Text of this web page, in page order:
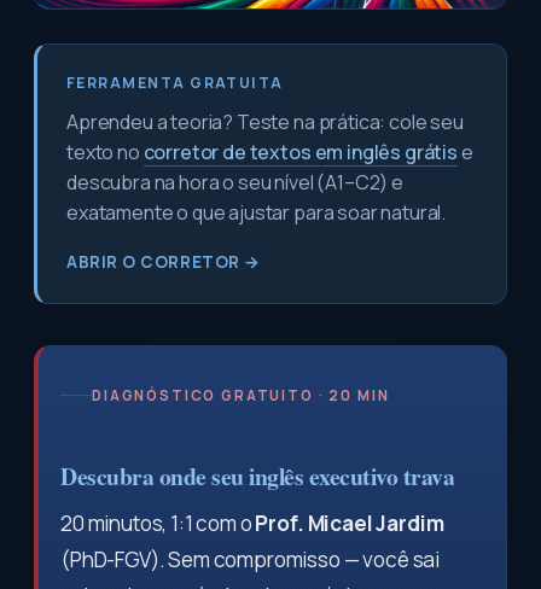
FERRAMENTA GRATUITA
Aprendeu a teoria? Teste na prática: cole seu
texto no corretor de textos em inglês grátise
descubra na hora o seu nível (A1–C2) e
exatamente o que ajustar para soar natural.
ABRIR O CORRETOR →
DIAGNÓSTICO GRATUITO · 20 MIN
Descubra onde seu inglês executivo trava
20 minutos, 1:1 com oProf. Micael Jardim
(PhD-FGV). Sem compromisso — você sai